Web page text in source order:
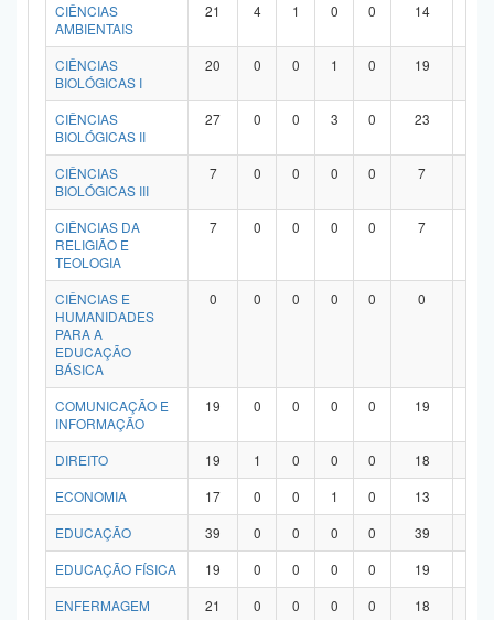
CIÊNCIAS
AMBIENTAIS
21 4 1 0 0 14
CIÊNCIAS
BIOLÓGICAS I
20 0 0 1 0 19
CIÊNCIAS
BIOLÓGICAS II
27 0 0 3 0 23
CIÊNCIAS
BIOLÓGICAS III
7 0 0 0 0 7
CIÊNCIAS DA
RELIGIÃO E
TEOLOGIA
7 0 0 0 0 7
CIÊNCIAS E
HUMANIDADES
PARA A
EDUCAÇÃO
BÁSICA
0 0 0 0 0 0
COMUNICAÇÃO E
INFORMAÇÃO
19 0 0 0 0 19
DIREITO 19 1 0 0 0 18
ECONOMIA
17 0 0 1 0 13
EDUCAÇÃO
39 0 0 0 0 39
EDUCAÇÃO FÍSICA
19 0 0 0 0 19
ENFERMAGEM
21 0 0 0 0 18